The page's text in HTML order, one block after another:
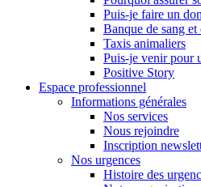
Puis-je faire un
Banque de sang et
Taxis animaliers
Puis-je venir pour
Positive Story
Espace professionnel
Informations générales
Nos services
Nous rejoindre
Inscription
Nos urgences
Histoire des